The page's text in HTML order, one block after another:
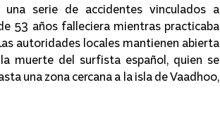
una serie de accidentes vinculados a
53 años falleciera mientras practicaba
autoridades locales mantienen abierta
muerte del surfista español, quien se
una zona cercana a la isla de Vaadhoo,